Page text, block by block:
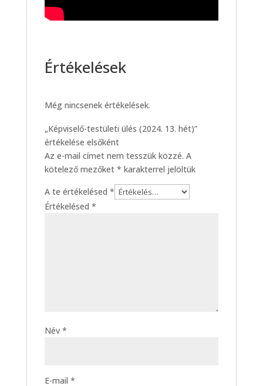
Értékelések
Még nincsenek értékelések.
„Képviselő-testületi ülés (2024. 13. hét)”
értékelése elsőként
Az e-mail címet nem tesszük közzé. A
kötelező mezőket * karakterrel jelöltük
A te értékelésed *
Értékelésed *
Név *
E-mail *